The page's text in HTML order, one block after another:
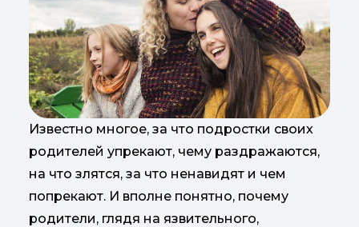
Известно многое, за что подростки своих
родителей упрекают, чему раздражаются,
на что злятся, за что ненавидят и чем
попрекают. И вполне понятно, почему
родители, глядя на язвительного,